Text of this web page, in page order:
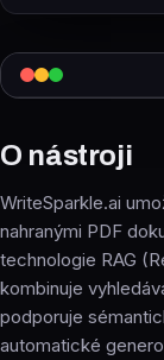
O nástroji
WriteSparkle.ai
nahranými PDF
technologie RAG
kombinuje
podporuje
automatické